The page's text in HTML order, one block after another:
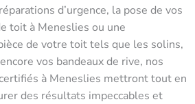
d’urgence, la pose de vos
toit à Meneslies ou une
de votre toit tels que les solins,
vos bandeaux de rive, nos
à Meneslies mettront tout en
des résultats impeccables et